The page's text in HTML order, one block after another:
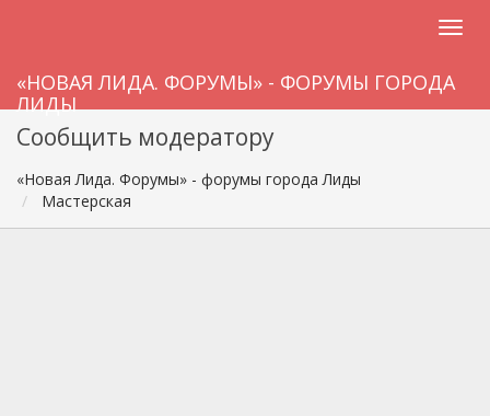
«НОВАЯ ЛИДА. ФОРУМЫ» - ФОРУМЫ ГОРОДА
ЛИДЫ
Сообщить модератору
«Новая Лида. Форумы» - форумы города Лиды
Мастерская